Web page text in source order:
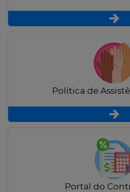
Política de
Portal do